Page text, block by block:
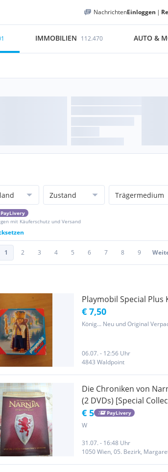
NachrichtenEinloggen |
IMMOBILIEN 112.470 AUTO &
Zustand Trägermedium
PayLivery
mit Käuferschutz und Versand
1 2 3 4 5 6 7 8 9
Playmobil Special Plus
€ 7,50
König... Neu und Original
06.07. - 12:56 Uhr
4843 Waldpoint
Die Chroniken von
(2 DVDs) [Special
Edition]
€ 5 PayLivery
W
31.07. - 16:48 Uhr
1050 Wien, 05. Bezirk,